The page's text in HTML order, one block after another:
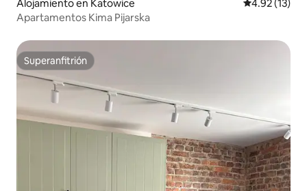
Alojamiento en Katowice Calificación
4.92 (13)
Apartamentos Kima Pijarska
Superanfitrión
Superanfitrión